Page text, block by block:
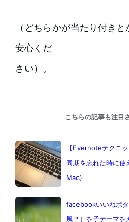
（どちらかが当たり付き
安心くだ
さい）。
こちらの記事も注目
【Evernoteテクニ
同期を忘れた時に使
Mac)
facebookいいねボ
風？）を子テーマを